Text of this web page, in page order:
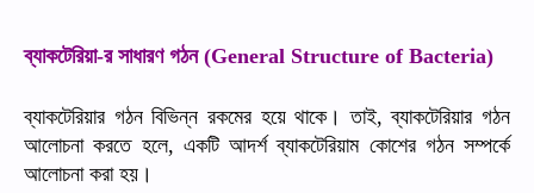
ব্যাকটেরিয়া-র সাধারণ গঠন(General Structure of Bacteria)
ব্যাকটেরিয়ার গঠন বিভিন্ন রকমের হয়ে থাকে। তাই,ব্যাকটেরিয়ার গঠন
আলোচনা করতে হলে, একটি আদর্শ ব্যাকটেরিয়াম কোশের গঠন সম্পর্কে
আলোচনা করা হয়।